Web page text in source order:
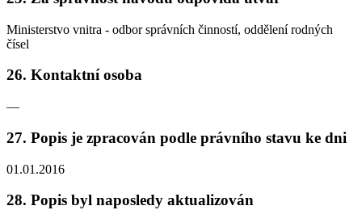
Ministerstvo vnitra - odbor správních činností, oddělení rodných
čísel
26. Kontaktní osoba
—
27. Popis je zpracován podle právního stavu ke dni
01.01.2016
28. Popis byl naposledy aktualizován